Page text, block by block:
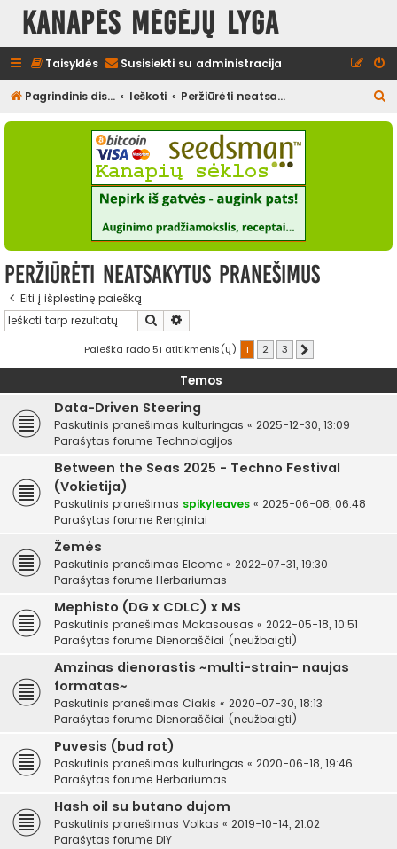
Kanapės mėgėjų lyga
Taisyklės Susisiekti su administracija
Pagrindinis diskusijų puslapis Ieškoti Peržiūrėti neatsakytus pranešimus
e
Peržiūrėti neatsakytus pranešimus
Eiti į išplėstinę paiešką
Ieškoti
Paieška rado 51 atitikmenis(ų) 1 2 3
Temos
Data-Driven Steering
Paskutinis pranešimas kulturingas « 2025-12-30, 13:09
Parašytas forume Technologijos
Between the Seas 2025 - Techno Festival
(Vokietija)
Paskutinis pranešimas spikyleaves « 2025-06-08, 06:48
Parašytas forume Renginiai
Žemės
Paskutinis pranešimas Elcome « 2022-07-31, 19:30
Parašytas forume Herbariumas
Mephisto (DG x CDLC) x MS
Paskutinis pranešimas Makasousas « 2022-05-18, 10:51
Parašytas forume Dienoraščiai (neužbaigti)
Amzinas dienorastis ~multi-strain- naujas
formatas~
Paskutinis pranešimas Ciakis « 2020-07-30, 18:13
Parašytas forume Dienoraščiai (neužbaigti)
Puvesis (bud rot)
Paskutinis pranešimas kulturingas « 2020-06-18, 19:46
Parašytas forume Herbariumas
Hash oil su butano dujom
Paskutinis pranešimas Volkas « 2019-10-14, 21:02
Parašytas forume DIY